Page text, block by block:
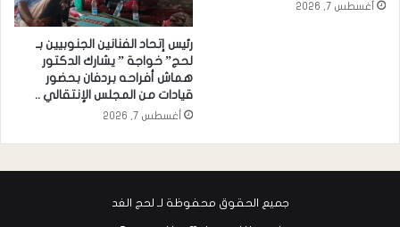
أغسطس 7, 2026
رئيس إتحاد الفنانين الجنوبيين بـ
لحج” خواجة ” يشارك الدكتور
هماش أفراحه بردفان بحضور
قيادات من المجلس الإنتقالي ..
أغسطس 7, 2026
جميع الحقوق محفوظة لـ لحج الغد